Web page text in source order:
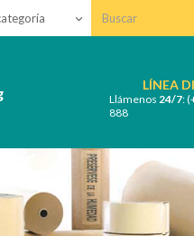
keyboard_arrow_down
LÍNEA
Llámenos 24/7:
888